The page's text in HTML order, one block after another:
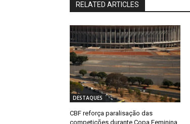
RELATED ARTICLES
DESTAQUES
CBF reforça paralisação das
competições durante Copa Feminina